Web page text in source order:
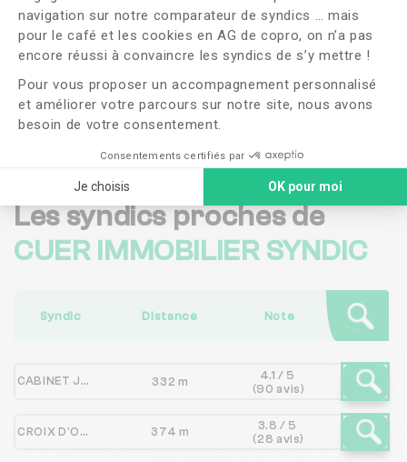
navigation sur notre comparateur de syndics … mais
pour le café et les cookies en AG de copro, on n’a pas
encore réussi à convaincre les syndics de s’y mettre !
Pour vous proposer un accompagnement personnalisé
et améliorer votre parcours sur notre site, nous avons
besoin de votre consentement.
Consentements certifiés par
Je choisis OK pour moi
Axeptio consent
OUI NON
J'ai lu et j'accepte lesCGU et lapolitique de
Me faire rappeler
Les syndics proches de
CUER IMMOBILIER SYNDIC
Syndic Distance Note
CABINET JEANSELME 332 m
4.1 / 5
(90 avis)
CROIX D'OR IMMOBILIER 374 m
3.8 / 5
(28 avis)